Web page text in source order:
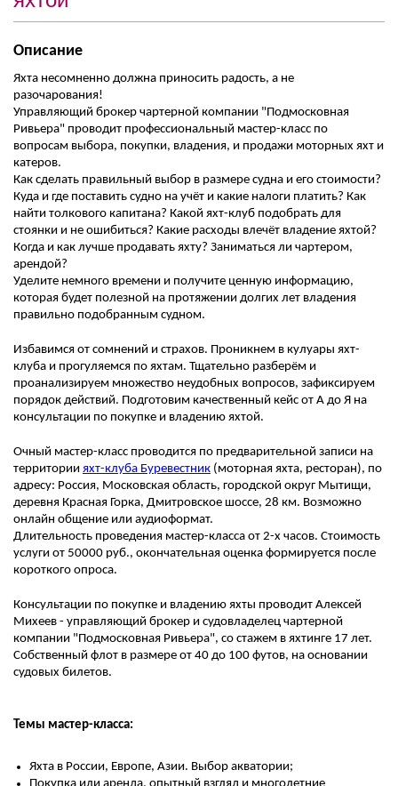
Описание
Яхта несомненно должна приносить радость, а не
разочарования!
Управляющий брокер чартерной компании "Подмосковная
Ривьера" проводит профессиональный мастер-класс по
вопросам выбора, покупки, владения, и продажи моторных яхт и
катеров.
Как сделать правильный выбор в размере судна и его стоимости?
Куда и где поставить судно на учёт и какие налоги платить? Как
найти толкового капитана? Какой яхт-клуб подобрать для
стоянки и не ошибиться? Какие расходы влечёт владение яхтой?
Когда и как лучше продавать яхту? Заниматься ли чартером,
арендой?
Уделите немного времени и получите ценную информацию,
которая будет полезной на протяжении долгих лет владения
правильно подобранным судном.
Избавимся от сомнений и страхов. Проникнем в кулуары яхт-
клуба и прогуляемся по яхтам. Тщательно разберём и
проанализируем множество неудобных вопросов, зафиксируем
порядок действий. Подготовим качественный кейс от А до Я на
консультации по покупке и владению яхтой.
Очный мастер-класс проводится по предварительной записи на
территории яхт-клуба Буревестник (моторная яхта, ресторан), по
адресу: Россия, Московская область, городской округ Мытищи,
деревня Красная Горка, Дмитровское шоссе, 28 км. Возможно
онлайн общение или аудиоформат.
Длительность проведения мастер-класса от 2-х часов. Стоимость
услуги от 50000 руб., окончательная оценка формируется после
короткого опроса.
Консультации по покупке и владению яхты проводит Алексей
Михеев - управляющий брокер и судовладелец чартерной
компании "Подмосковная Ривьера", со стажем в яхтинге 17 лет.
Собственный флот в размере от 40 до 100 футов, на основании
судовых билетов.
Темы мастер-класса:
Яхта в России, Европе, Азии. Выбор акватории;